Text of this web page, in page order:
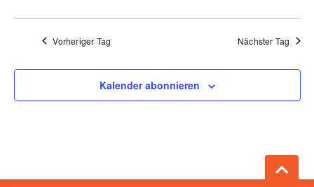
Vorheriger Tag Nächster Tag
Kalender abonnieren